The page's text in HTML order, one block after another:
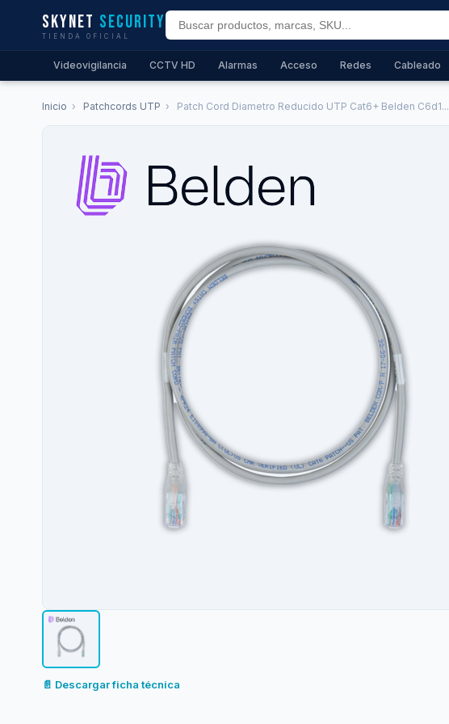
Skynet Security
TIENDA OFICIAL
Videovigilancia CCTV HD Alarmas Acceso Redes Cableado
Inicio › Patchcords UTP › Patch Cord Diametro Reducido UTP Cat6+ Belden C6d1...
📄 Descargar ficha técnica